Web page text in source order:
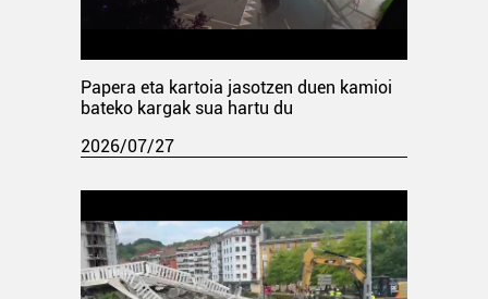
Papera eta kartoia jasotzen duen kamioi
bateko kargak sua hartu du
2026/07/27